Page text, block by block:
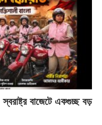
স্বরাষ্ট্র বাজেটে একগুচ্ছ বড়